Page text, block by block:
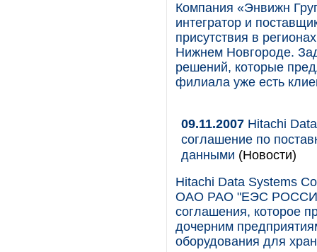
Компания «Энвижн
интегратор и
присутствия в
Нижнем Новгороде.
решений, которые
филиала уже есть
09.11.2007 Hitachi
соглашение по
данными (Новости)
Hitachi Data Systems
ОАО РАО "ЕЭС
соглашения, которое
дочерним
оборудования для